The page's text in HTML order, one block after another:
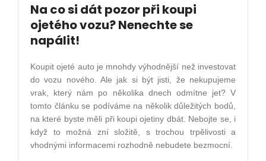
Na co si dát pozor při koupi
ojetého vozu? Nenechte se
napálit!
Koupit ojeté auto je mnohdy výhodnější než investovat
do vozu nového. Ale jak si být jisti, že nekupujeme
vrak, který nám po několika dnech odmítne jet? V
tomto článku se podíváme na několik důležitých bodů,
na které byste měli při koupi ojetiny dbát. Nebojte se, i
když to možná zní složitě, s trochou trpělivosti a
vhodnými informacemi rozhodně nebudete bezmocní.